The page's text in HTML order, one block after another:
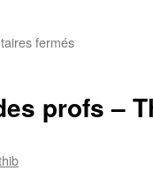
ferméssur
1
profs –